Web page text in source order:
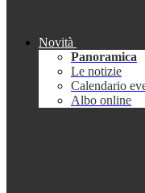
Novità
Panoramica
Le notizie
Calendario
Albo online